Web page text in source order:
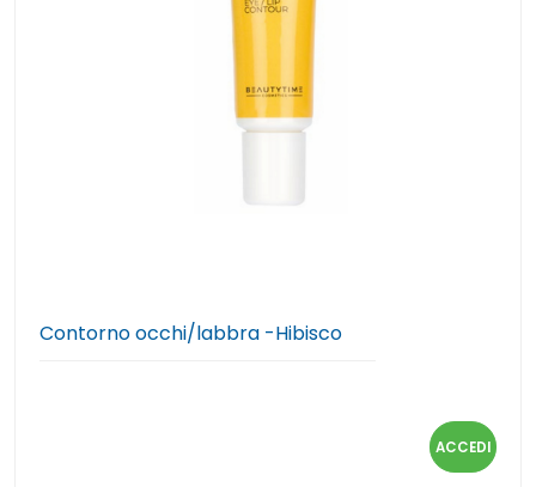
Contorno occhi/labbra -Hibisco
ACCEDI